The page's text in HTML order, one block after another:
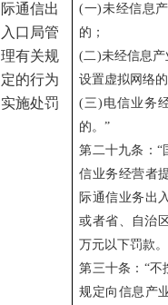
际通信出
入口局管
理有关规
定的行为
实施处罚
(一)未经信息
的；
(二)未经信息
设置虚拟网络
(三)电信业务
的。”
第二十九条：“
信业务经营者
际通信业务出
或者省、自治
万元以下罚款。
第三十条：“不
规定向信息产